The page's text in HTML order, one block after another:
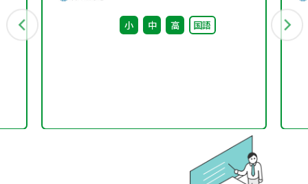
回） 配付資料
小 中 高 国語